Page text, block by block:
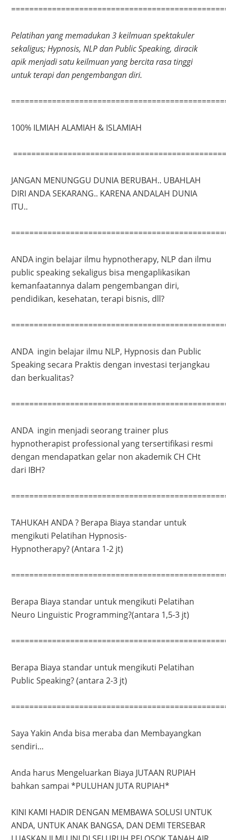
Pelatihan yang memadukan 3 keilmuan spektakuler
sekaligus; Hypnosis, NLP dan Public Speaking, diracik
apik menjadi satu keilmuan yang bercita rasa tinggi
untuk terapi dan pengembangan diri.
100% ILMIAH ALAMIAH & ISLAMIAH
JANGAN MENUNGGU DUNIA BERUBAH.. UBAHLAH
DIRI ANDA SEKARANG.. KARENA ANDALAH DUNIA
ITU..
ANDA ingin belajar ilmu hypnotherapy, NLP dan ilmu
public speaking sekaligus bisa mengaplikasikan
kemanfaatannya dalam pengembangan diri,
pendidikan, kesehatan, terapi bisnis, dll?
ANDA ingin belajar ilmu NLP, Hypnosis dan Public
Speaking secara Praktis dengan investasi terjangkau
dan berkualitas?
ANDA ingin menjadi seorang trainer plus
hypnotherapist professional yang tersertifikasi resmi
dengan mendapatkan gelar non akademik CH CHt
dari IBH?
TAHUKAH ANDA ? Berapa Biaya standar untuk
mengikuti Pelatihan Hypnosis-
Hypnotherapy? (Antara 1-2 jt)
Berapa Biaya standar untuk mengikuti Pelatihan
Neuro Linguistic Programming?(antara 1,5-3 jt)
Berapa Biaya standar untuk mengikuti Pelatihan
Public Speaking? (antara 2-3 jt)
Saya Yakin Anda bisa meraba dan Membayangkan
sendiri…
Anda harus Mengeluarkan Biaya JUTAAN RUPIAH
bahkan sampai *PULUHAN JUTA RUPIAH*
KINI KAMI HADIR DENGAN MEMBAWA SOLUSI UNTUK
ANDA, UNTUK ANAK BANGSA, DAN DEMI TERSEBAR